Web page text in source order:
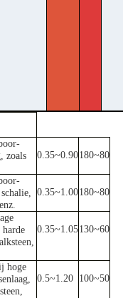
zoals
0.35~0.90180~80
0.35~1.00180~80
harde
0.35~1.05130~60
hoge
0.5~1.20 100~50